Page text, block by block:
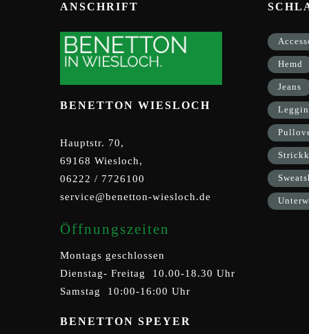
ANSCHRIFT
BENETTON WIESLOCH
Hauptstr. 70,
69168 Wiesloch,
06222 / 7726100
service@benetton-wiesloch.de
Öffnungszeiten
Montags geschlossen
Dienstag- Freitag 10.00-18.30 Uhr
Samstag 10:00-16:00 Uhr
BENETTON SPEYER
Hemd
Jeans